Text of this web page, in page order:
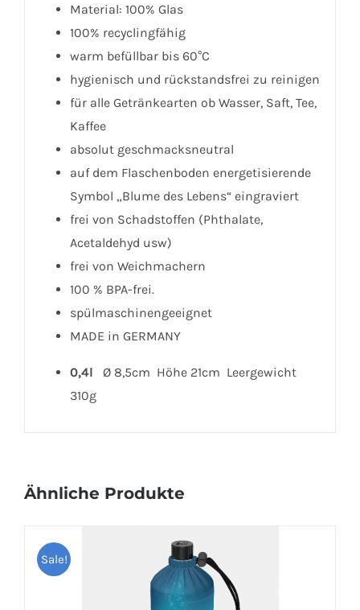
Material: 100% Glas
100% recyclingfähig
warm befüllbar bis 60°C
hygienisch und rückstandsfrei zu reinigen
für alle Getränkearten ob Wasser, Saft, Tee,
Kaffee
absolut geschmacksneutral
auf dem Flaschenboden energetisierende
Symbol „Blume des Lebens“ eingraviert
frei von Schadstoffen (Phthalate,
Acetaldehyd usw)
frei von Weichmachern
100 % BPA-frei.
spülmaschinengeeignet
MADE in GERMANY
0,4l
Ø 8,5cm Höhe 21cm Leergewicht
310g
Ähnliche Produkte
Sale!